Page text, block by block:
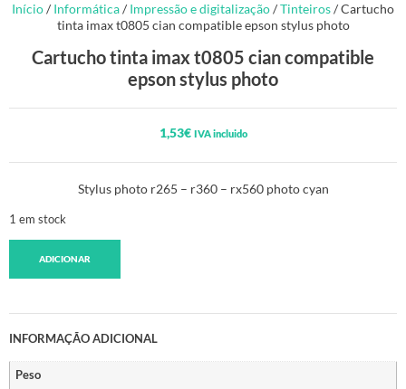
Início/ Informática/ Impressão e digitalização/Tinteiros/ Cartucho
tinta imax t0805 cian compatible epson stylus photo
Cartucho tinta imax t0805 cian compatible
epson stylus photo
1,53€ IVA incluido
Stylus photo r265 – r360 – rx560 photo cyan
1 em stock
ADICIONAR
INFORMAÇÃO ADICIONAL
Peso